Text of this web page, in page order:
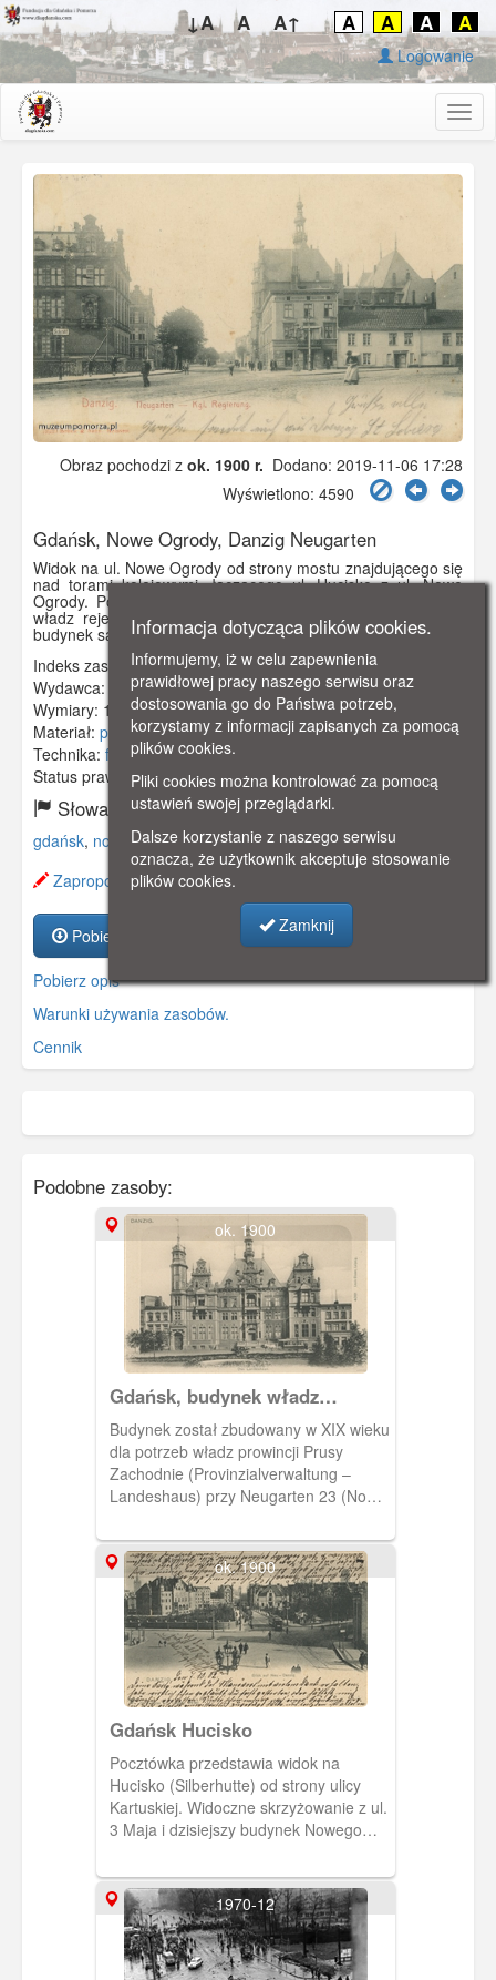
↓A A A↑ A A A A
Logowanie
Obraz pochodzi z ok. 1900 r. Dodano: 2019-11-06 17:28
Wyświetlono: 4590
Gdańsk, Nowe Ogrody, Danzig Neugarten
Widok na ul. Nowe Ogrody od strony mostu znajdującego się
nad torami kolejowymi, łączącego ul. Hucisko z ul. Nowe
Ogrody. Po lewej stronie widoczny reprezentacyjny gmach
władz rejencji gdańskiej, zaś w głębi po prawej stronie -
budynek sądu.
Indeks zasobu:GSP01809
Wydawca:
Brück & Sohn, Meissen
Wymiary: 138 x 86 mm
Materiał: pocztówka
Technika: fotografia czarno-biała
Status prawny:Użycie Niekomercyjne
Słowa kluczowe:
gdańsk, nowe ogrody ,
Zaproponuj zmianę opisu.
Pobierz zasób
Pobierz opis
Warunki używania zasobów.
Cennik
Podobne zasoby:
ok. 1900
Gdańsk, budynek władz
prowincji Prusy Zachodnie,
Landeshaus
Budynek został zbudowany w XIX wieku
dla potrzeb władz prowincji Prusy
Zachodnie (Provinzialverwaltung –
Landeshaus) przy Neugarten 23 (Nowe
gdańskiego. Obecnie parking przy
siedzibie Komendy Miejskiej Policji.
ok. 1900
Gdańsk Hucisko
Pocztówka przedstawia widok na
Hucisko (Silberhutte) od strony ulicy
Kartuskiej. Widoczne skrzyżowanie z ul.
3 Maja i dzisiejszy budynek Nowego
1970-12
Informacja dotycząca plików cookies.
Informujemy, iż w celu zapewnienia
prawidłowej pracy naszego serwisu oraz
dostosowania go do Państwa potrzeb,
korzystamy z informacji zapisanych za pomocą
plików cookies.
Pliki cookies można kontrolować za pomocą
ustawień swojej przeglądarki.
Dalsze korzystanie z naszego serwisu
oznacza, że użytkownik akceptuje stosowanie
plików cookies.
Zamknij